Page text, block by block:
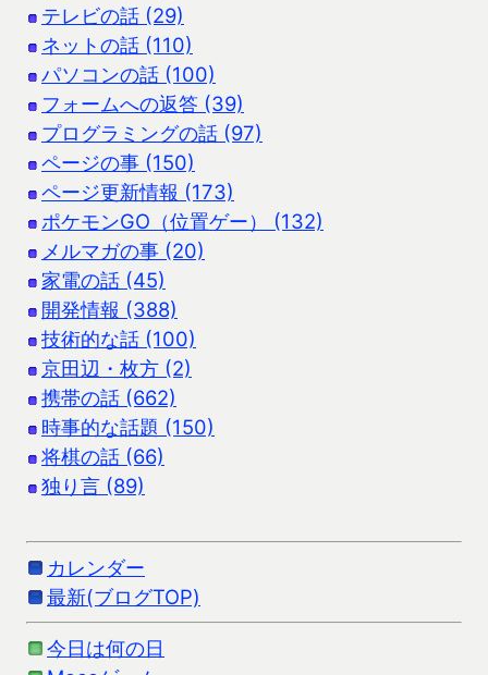
テレビの話 (29)
ネットの話 (110)
パソコンの話 (100)
フォームへの返答 (39)
プログラミングの話 (97)
ページの事 (150)
ページ更新情報 (173)
ポケモンGO（位置ゲー） (132)
メルマガの事 (20)
家電の話 (45)
開発情報 (388)
技術的な話 (100)
京田辺・枚方 (2)
携帯の話 (662)
時事的な話題 (150)
将棋の話 (66)
独り言 (89)
カレンダー
最新(ブログTOP)
今日は何の日